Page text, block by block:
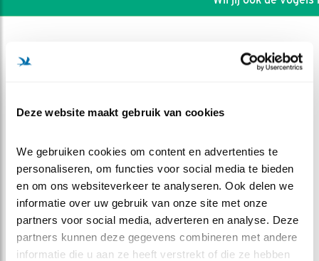
Deze website maakt gebruik van cookies
We gebruiken cookies om content en advertenties te
personaliseren, om functies voor social media te bieden
en om ons websiteverkeer te analyseren. Ook delen we
informatie over uw gebruik van onze site met onze
partners voor social media, adverteren en analyse. Deze
partners kunnen deze gegevens combineren met andere
informatie die u aan ze heeft verstrekt of die ze hebben
DEEL DIT FILMPJE